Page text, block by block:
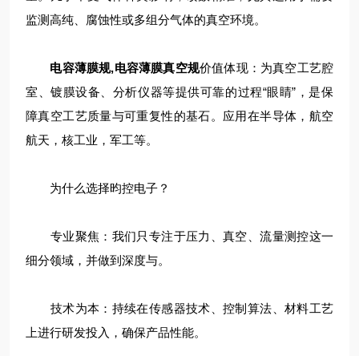
监测高纯、腐蚀性或多组分气体的真空环境。
电容薄膜规,电容薄膜真空规价值体现：为真空工艺腔
室、镀膜设备、分析仪器等提供可靠的过程“眼睛”，是保
障真空工艺质量与可重复性的基石。应用在半导体，航空
航天，核工业，军工等。
为什么选择昀控电子？
专业聚焦：我们只专注于压力、真空、流量测控这一
细分领域，并做到深度与。
技术为本：持续在传感器技术、控制算法、材料工艺
上进行研发投入，确保产品性能。